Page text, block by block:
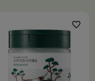
barierę hydrolipidową
favorite_border